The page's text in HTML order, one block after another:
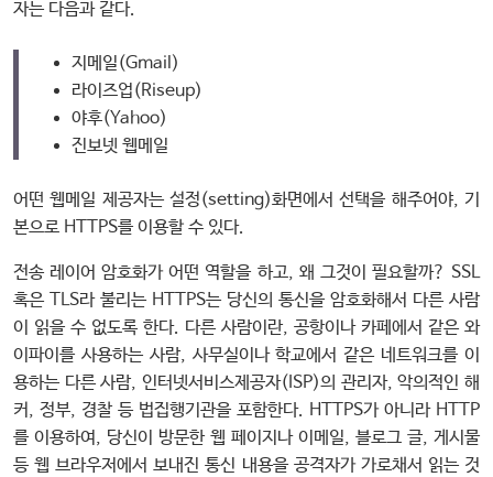
자는 다음과 같다.
지메일(Gmail)
라이즈업(Riseup)
야후(Yahoo)
진보넷 웹메일
어떤 웹메일 제공자는 설정(setting)화면에서 선택을 해주어야, 기
본으로 HTTPS를 이용할 수 있다.
전송 레이어 암호화가 어떤 역할을 하고, 왜 그것이 필요할까? SSL
혹은 TLS라 불리는 HTTPS는 당신의 통신을 암호화해서 다른 사람
이 읽을 수 없도록 한다. 다른 사람이란, 공항이나 카페에서 같은 와
이파이를 사용하는 사람, 사무실이나 학교에서 같은 네트워크를 이
용하는 다른 사람, 인터넷서비스제공자(ISP)의 관리자, 악의적인 해
커, 정부, 경찰 등 법집행기관을 포함한다. HTTPS가 아니라 HTTP
를 이용하여, 당신이 방문한 웹 페이지나 이메일, 블로그 글, 게시물
등 웹 브라우저에서 보내진 통신 내용을 공격자가 가로채서 읽는 것